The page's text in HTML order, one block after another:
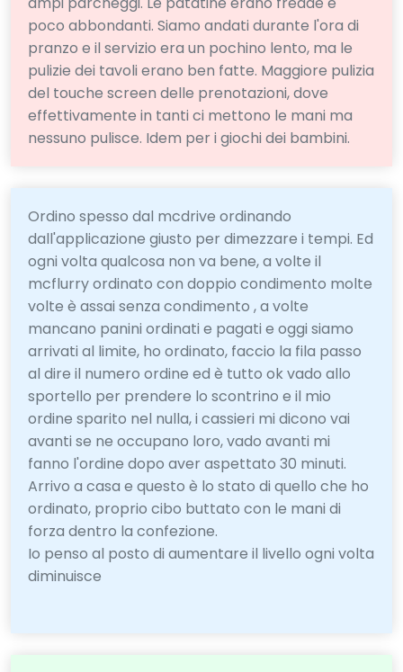
poco abbondanti. Siamo andati durante l'ora di
pranzo e il servizio era un pochino lento, ma le
pulizie dei tavoli erano ben fatte. Maggiore pulizia
del touche screen delle prenotazioni, dove
effettivamente in tanti ci mettono le mani ma
nessuno pulisce. Idem per i giochi dei bambini.
Ordino spesso dal mcdrive ordinando
dall'applicazione giusto per dimezzare i tempi. Ed
ogni volta qualcosa non va bene, a volte il
mcflurry ordinato con doppio condimento molte
volte è assai senza condimento , a volte
mancano panini ordinati e pagati e oggi siamo
arrivati al limite, ho ordinato, faccio la fila passo
al dire il numero ordine ed è tutto ok vado allo
sportello per prendere lo scontrino e il mio
ordine sparito nel nulla, i cassieri mi dicono vai
avanti se ne occupano loro, vado avanti mi
fanno l'ordine dopo aver aspettato 30 minuti.
Arrivo a casa e questo è lo stato di quello che ho
ordinato, proprio cibo buttato con le mani di
forza dentro la confezione.
Io penso al posto di aumentare il livello ogni volta
diminuisce